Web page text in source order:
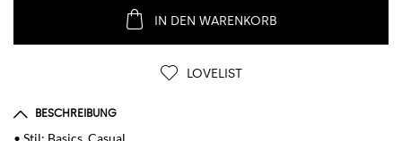
IN DEN WARENKORB
LOVELIST
BESCHREIBUNG
• Stil: Basics, Casual